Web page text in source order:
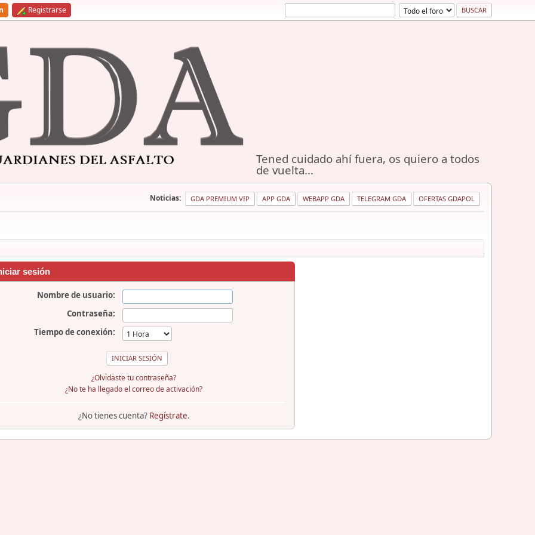
Registrarse
Tened cuidado ahí fuera, os quiero a todos
de vuelta...
Noticias: GDA PREMIUM VIP APP GDA WEBAPP GDA TELEGRAM GDA OFERTAS GDAPOL
sesión
Nombre de usuario:
Contraseña:
Tiempo de conexión:
¿Olvidaste tu contraseña?
¿No te ha llegado el correo de activación?
¿No tienes cuenta? Regístrate.